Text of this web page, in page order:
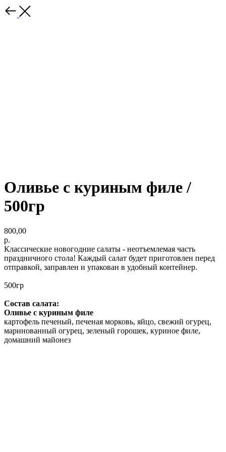
Оливье с куриным филе /
500гр
800,00
р.
Классические новогодние салаты - неотъемлемая часть
праздничного стола! Каждый салат будет приготовлен перед
отправкой, заправлен и упакован в удобный контейнер.
500гр
Состав салата:
Оливье с куриным филе
картофель печеный, печеная морковь, яйцо, свежий огурец,
маринованный огурец, зеленый горошек, куриное филе,
домашний майонез